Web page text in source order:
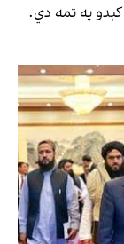
په تمه دي.